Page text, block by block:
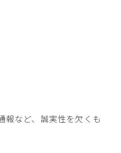
など、誠実性を欠くも